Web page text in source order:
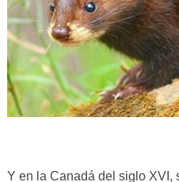
Y en la Canadá del siglo XVI,